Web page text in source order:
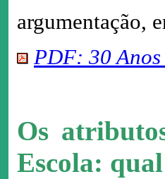
argumentação,
PDF: 30
Os
Escola: